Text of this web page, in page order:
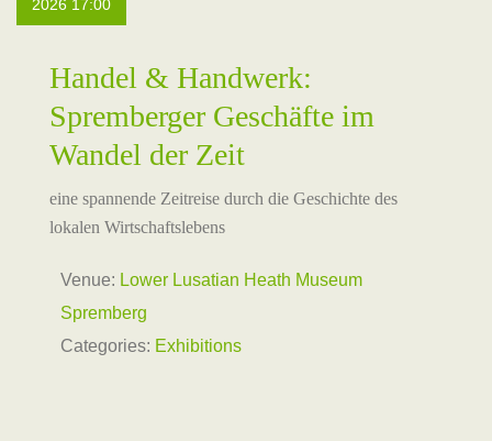
2026 17:00
Handel & Handwerk:
Spremberger Geschäfte im
Wandel der Zeit
eine spannende Zeitreise durch die Geschichte des
lokalen Wirtschaftslebens
Venue: Lower Lusatian Heath Museum
Spremberg
Categories: Exhibitions